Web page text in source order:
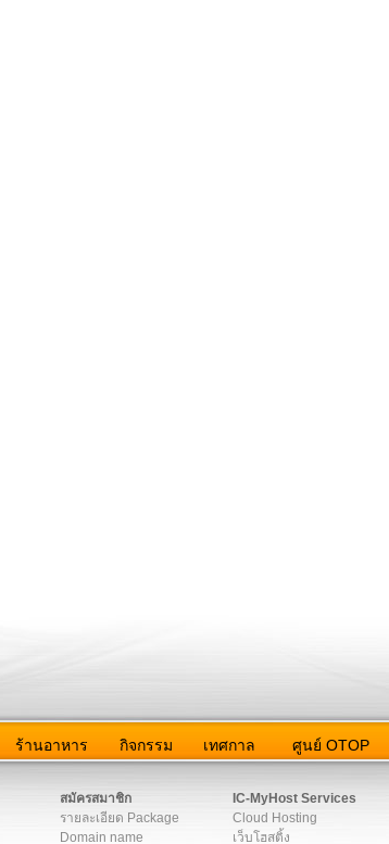
ร้านอาหาร กิจกรรม เทศกาล ศูนย์ OTOP
สมัครสมาชิก
รายละเอียด Package
Domain name
IC-MyHost Services
Cloud Hosting
เว็บโฮสติ้ง